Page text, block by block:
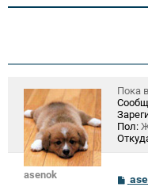
asenok
Пока
Пол:
С